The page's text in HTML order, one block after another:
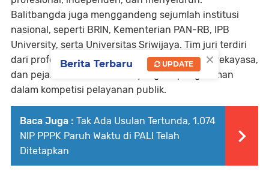
Balitbangda juga menggandeng sejumlah institusi
nasional, seperti BRIN, Kementerian PAN-RB, IPB
University, serta Universitas Sriwijaya. Tim juri terdiri
dari profesor, akademisi berjenjang doktor, perekayasa,
dan pejabat KemenPAN-RB yang berpengalaman
dalam kompetisi pelayanan publik.
Baca Juga : Tak Ada Usulan Tertunda, 1.074
NIP PPPK Paruh Waktu di PALI Telah
Ditetapkan
×
Berita Terbaru UPDATE